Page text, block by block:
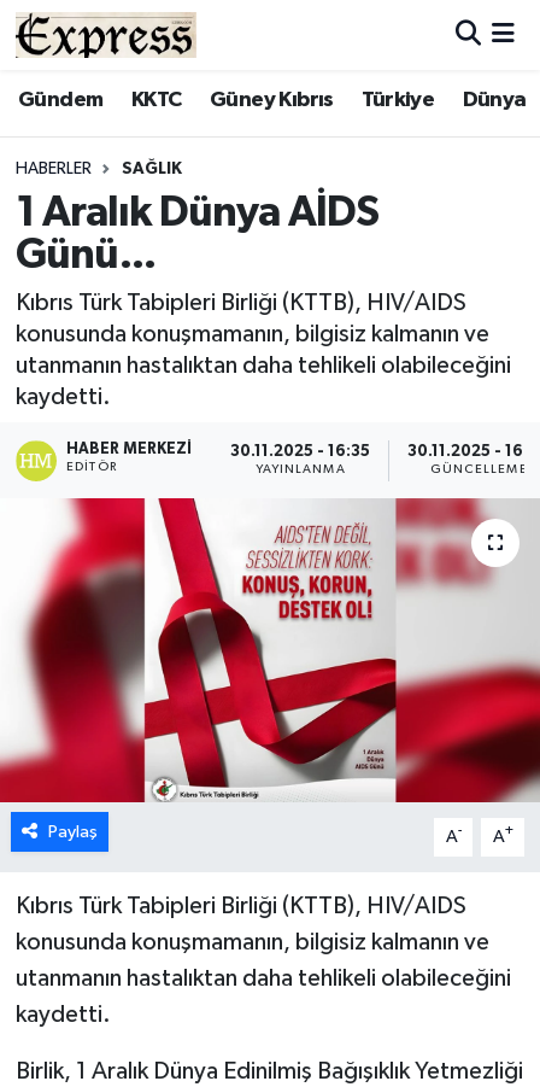
Gündem KKTC Güney Kıbrıs Türkiye Dünya
HABERLER SAĞLIK
1 Aralık Dünya AİDS
Günü...
Kıbrıs Türk Tabipleri Birliği (KTTB), HIV/AIDS
konusunda konuşmamanın, bilgisiz kalmanın ve
utanmanın hastalıktan daha tehlikeli olabileceğini
kaydetti.
HABER MERKEZI
EDITÖR
30.11.2025 - 16:35
YAYINLANMA
30.11.2025 -
GÜNCELLEME
Paylaş A- A+
Kıbrıs Türk Tabipleri Birliği (KTTB), HIV/AIDS
konusunda konuşmamanın, bilgisiz kalmanın ve
utanmanın hastalıktan daha tehlikeli olabileceğini
kaydetti.
Birlik, 1 Aralık Dünya Edinilmiş Bağışıklık Yetmezliği
ALAYKÖY
BİLİM
DÜNYA
EĞİTİM
EKONOMİ
ENGLISH
ESENTEPE
GAZİMAĞUSA
GİRNE
GÜNEY KIBRIS
KÜLTÜR SANAT
LAPTA
LEFKOŞA
Hava Durumu
Süper Lig Puan Durumu ve Fikstür
Son Dakika Haberleri
Haber Arşivi